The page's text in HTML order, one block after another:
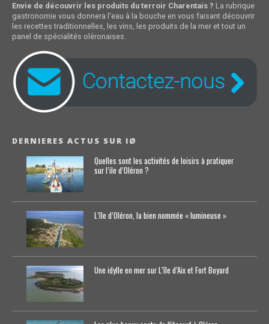
Envie de découvrir les produits du terroir Charentais ? La rubrique
gastronomie vous donnera l'eau à la bouche en vous faisant découvrir
les recettes traditionnelles, les vins, les produits de la mer et tout un
panel de spécialités oléronaises.
DERNIERES ACTUS SUR IØ
Quelles sont les activités de loisirs à pratiquer
sur l’ile d’Oléron ?
L’île d’Oléron, la bien nommée « lumineuse »
Une idylle en mer sur L’île d’Aix et Fort Boyard